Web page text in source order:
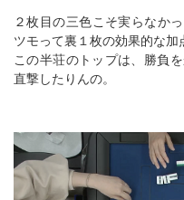
２枚目の三色こそ実らなか
ツモって裏１枚の効果的な加
この半荘のトップは、勝負
直撃したりんの。